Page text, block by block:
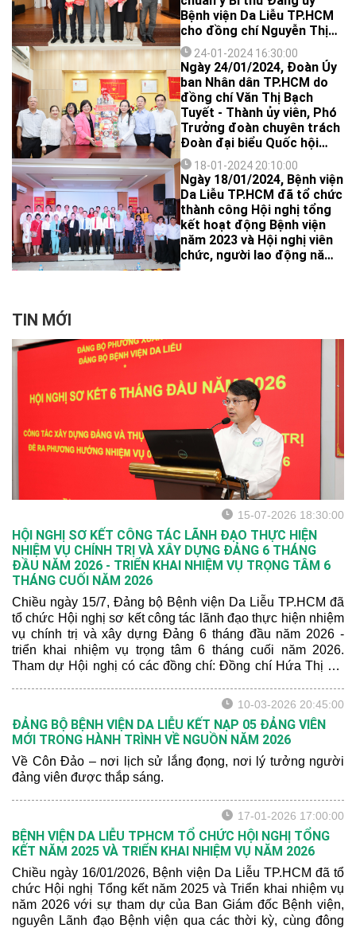
Thường vụ Đảng ủy Sở Y
tế, Chủ nhiệm Ủy ban kiểm
tra, Cụm trưởng Cụm 3 và
đồng chí Nguyễn Trọng
Khang - Ủy viên Ban Chấp
hành Đảng bộ Sở Y tế, Phó
Ban Tổ chức Đảng ủy Sở Y
tế.
Bệnh viện Da Liễu TP.HCM
cho đồng chí Nguyễn Thị
Phan Thúy - Giám đốc Bệnh
viện và quyết định chuẩn y
Phó Bí thư, Chủ nhiệm Ủy
ban kiểm tra Đảng ủy Bệnh
viện Da Liễu TP.HCM cho
đồng chí Phạm Đăng
Trọng Tường - Phó Giám
đốc Bệnh viện.
24-01-2024 16:30:00
Ngày 24/01/2024, Đoàn Ủy
ban Nhân dân TP.HCM do
đồng chí Văn Thị Bạch
Tuyết - Thành ủy viên, Phó
Trưởng đoàn chuyên trách
Đoàn đại biểu Quốc hội
Thành phố Hồ Chí Minh làm
trưởng đoàn đã đến thăm,
chúc tết Bệnh viện Da Liễu
TP.HCM nhân dịp Tết
Nguyên đán Giáp Thìn
2024.
18-01-2024 20:10:00
Ngày 18/01/2024, Bệnh viện
Da Liễu TP.HCM đã tổ chức
thành công Hội nghị tổng
kết hoạt động Bệnh viện
năm 2023 và Hội nghị viên
chức, người lao động năm
TIN MỚI
15-07-2026 18:30:00
HỘI NGHỊ SƠ KẾT CÔNG TÁC LÃNH ĐẠO THỰC HIỆN
NHIỆM VỤ CHÍNH TRỊ VÀ XÂY DỰNG ĐẢNG 6 THÁNG
ĐẦU NĂM 2026 - TRIỂN KHAI NHIỆM VỤ TRỌNG TÂM 6
THÁNG CUỐI NĂM 2026
Chiều ngày 15/7, Đảng bộ Bệnh viện Da Liễu TP.HCM đã
tổ chức Hội nghị sơ kết công tác lãnh đạo thực hiện nhiệm
vụ chính trị và xây dựng Đảng 6 tháng đầu năm 2026 -
triển khai nhiệm vụ trọng tâm 6 tháng cuối năm 2026.
Tham dự Hội nghị có các đồng chí: Đồng chí Hứa Thị Mỹ
Đồng chí Nguyễn Thị Nguyện - Phó Trưởng ban Xây dựng
Đảng, Đảng ủy Phường Xuân Hoà.
10-03-2026 20:45:00
ĐẢNG BỘ BỆNH VIỆN DA LIỄU KẾT NẠP 05 ĐẢNG VIÊN
MỚI TRONG HÀNH TRÌNH VỀ NGUỒN NĂM 2026
Về Côn Đảo – nơi lịch sử lắng đọng, nơi lý tưởng người
đảng viên được thắp sáng.
17-01-2026 17:00:00
BỆNH VIỆN DA LIỄU TPHCM TỔ CHỨC HỘI NGHỊ TỔNG
KẾT NĂM 2025 VÀ TRIỂN KHAI NHIỆM VỤ NĂM 2026
Chiều ngày 16/01/2026, Bệnh viện Da Liễu TP.HCM đã tổ
chức Hội nghị Tổng kết năm 2025 và Triển khai nhiệm vụ
năm 2026 với sự tham dự của Ban Giám đốc Bệnh viện,
nguyên Lãnh đạo Bệnh viện qua các thời kỳ, cùng đông